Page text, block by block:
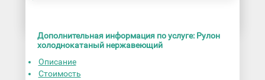
Дополнительная информация по услуге: Рулон
холоднокатаный нержавеющий
Описание
Стоимость